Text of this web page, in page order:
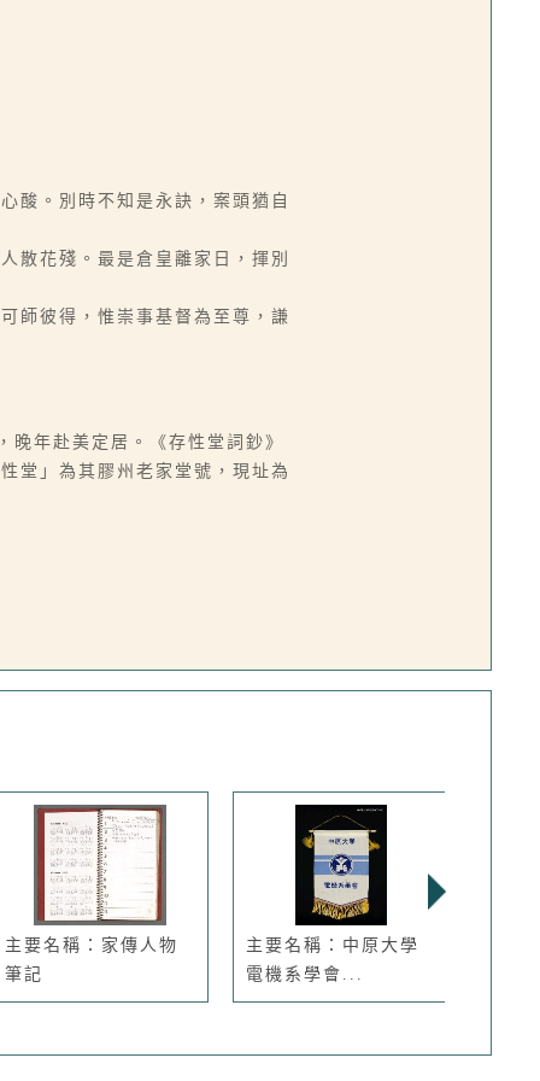
酸。別時不知是永訣，案頭猶自
散花殘。最是倉皇離家日，揮別
師彼得，惟崇事基督為至尊，謙
年赴美定居。《存性堂詞鈔》
堂」為其膠州老家堂號，現址為
主要名稱：家傳人物
筆記
主要名稱：中原大學
電機系學會...